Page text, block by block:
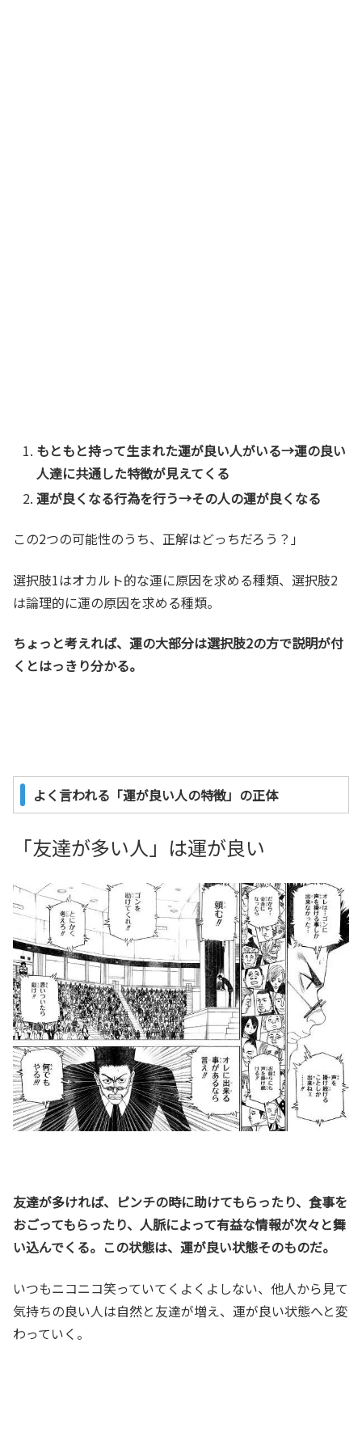
もともと持って生まれた運が良い人がいる→運の良い
人達に共通した特徴が見えてくる
運が良くなる行為を行う→その人の運が良くなる
この2つの可能性のうち、正解はどっちだろう？」
選択肢1はオカルト的な運に原因を求める種類、選択肢2
は論理的に運の原因を求める種類。
ちょっと考えれば、運の大部分は選択肢2の方で説明が付
くとはっきり分かる。
よく言われる「運が良い人の特徴」の正体
「友達が多い人」は運が良い
友達が多ければ、ピンチの時に助けてもらったり、食事を
おごってもらったり、人脈によって有益な情報が次々と舞
い込んでくる。この状態は、運が良い状態そのものだ。
いつもニコニコ笑っていてくよくよしない、他人から見て
気持ちの良い人は自然と友達が増え、運が良い状態へと変
わっていく。